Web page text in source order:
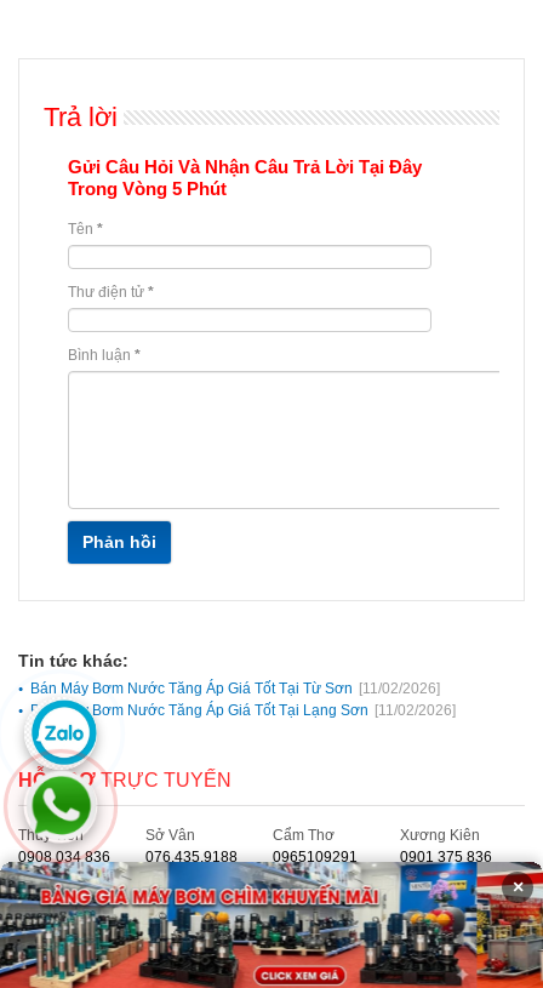
×
Trả lời
Gửi Câu Hỏi Và Nhận Câu Trả Lời Tại Đây
Trong Vòng 5 Phút
Tên *
Thư điện tử *
Bình luận *
Phản hồi
Tin tức khác:
Bán Máy Bơm Nước Tăng Áp Giá Tốt Tại Từ Sơn [11/02/2026]
Bán Máy Bơm Nước Tăng Áp Giá Tốt Tại Lạng Sơn [11/02/2026]
HỖ TRỢ TRỰC TUYẾN
Thủy Tiên
0908 034 836
Sở Vân
076.435.9188
Cẩm Thơ
0965109291
Xương Kiên
0901 375 836
Diệu Phương
0903 140 124